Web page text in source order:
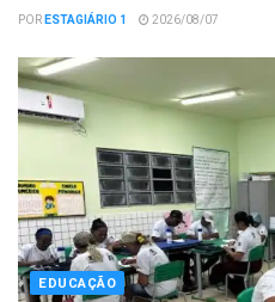
PORESTAGIÁRIO 1 2026/08/07
EDUCAÇÃO